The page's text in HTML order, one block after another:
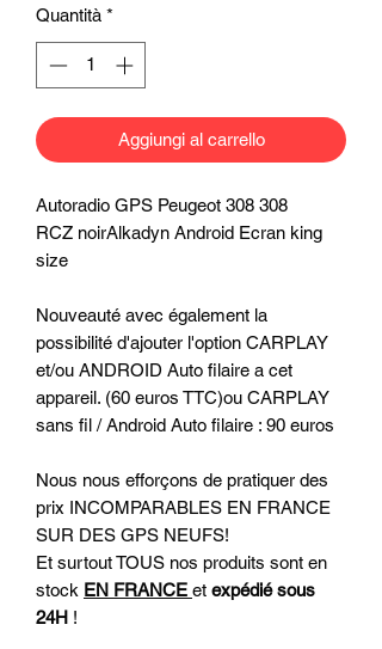
Quantità *
Aggiungi al carrello
Autoradio GPS Peugeot 308 308
RCZ noirAlkadyn Android Ecran king
size
Nouveauté avec également la
possibilité d'ajouter l'option CARPLAY
et/ou ANDROID Auto filaire a cet
appareil. (60 euros TTC)ou CARPLAY
sans fil / Android Auto filaire : 90 euros
Nous nous efforçons de pratiquer des
prix INCOMPARABLES EN FRANCE
SUR DES GPS NEUFS!
Et surtout TOUS nos produits sont en
stock EN FRANCE et expédié sous
24H !